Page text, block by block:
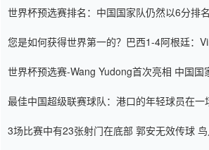
世界杯预选赛排名：中国国家队仍然以6分排
您是如何获得世界第一的？巴西1-4阿根廷：
世界杯预选赛-Wang Yudong首次亮相 中国国
最佳中国超级联赛球队：港口的年轻球员在一
3场比赛中有23张射门在底部 郭安无效传球